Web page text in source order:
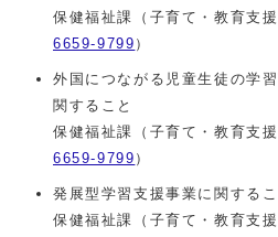
保健福祉課（子育て・教育支
6659-9799 ）
外国につながる児童生徒の学
関すること
保健福祉課（子育て・教育支
6659-9799 ）
発展型学習支援事業に関するこ
保健福祉課（子育て・教育支